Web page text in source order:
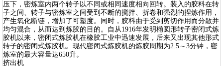
压下，密炼室内两个转子以不同或相同速度相向回转。装入的胶料在转
子之间、转子与密炼室之间受到不断的搅拌、折卷和强烈的捏炼作用，
产生氧化断链，增加了可塑度。同时，胶料由于受到剪切作用而分散并
均匀混合，从而达到炼胶的目的。自从1916年发明椭圆形转子密闭式炼
胶机以来，密闭式炼胶机在橡胶工业中迅速发展，后来又出现其他形式
转子的密闭式炼胶机。现代密闭式炼胶机的炼胶周期为2.5～3分钟，密
炼室的最大容量达650升。
挤出机